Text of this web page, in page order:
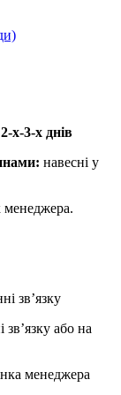
х-3-х днів
навесні у
менеджера.
зв’язку
зв’язку або на
менеджера